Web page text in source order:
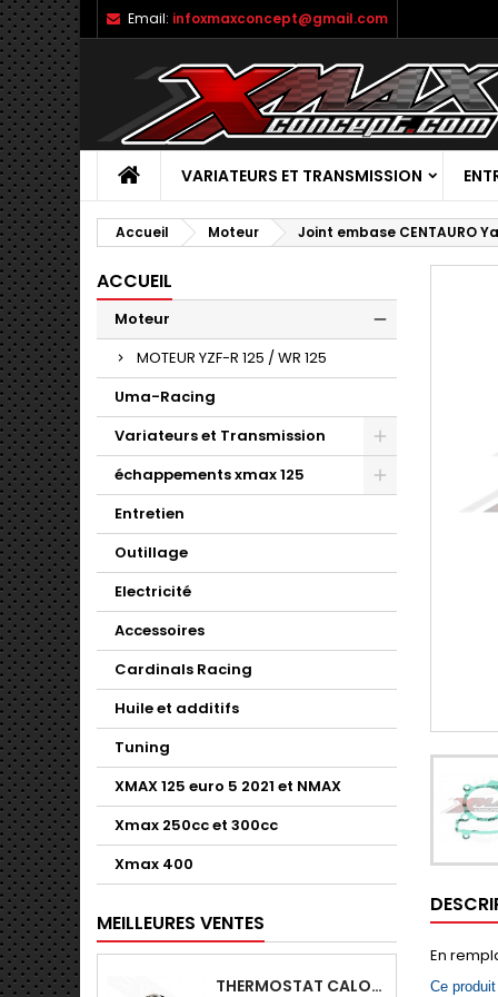
Email: infoxmaxconcept@gmail.com
VARIATEURS ET TRANSMISSION
Accueil Moteur Joint embase CENTAURO
ACCUEIL
Moteur
MOTEUR YZF-R 125 / WR 125
Uma-Racing
Variateurs et Transmission
échappements xmax 125
Entretien
Outillage
Electricité
Accessoires
Cardinals Racing
Huile et additifs
Tuning
XMAX 125 euro 5 2021 et NMAX
Xmax 250cc et 300cc
Xmax 400
MEILLEURES VENTES
THERMOSTAT CALORSTAT ORIGINE YAMAHA X-MAX - SKYLINE 125-YZFR125
En
Ce